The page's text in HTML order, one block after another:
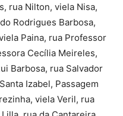
rua Nilton, viela Nisa,
Rodrigues Barbosa,
Paina, rua Professor
Cecília Meireles,
Barbosa, rua Salvador
Izabel, Passagem
viela Veril, rua